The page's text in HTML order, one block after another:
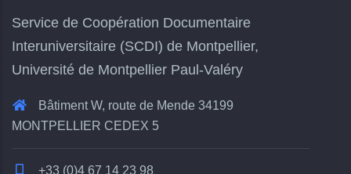
Service de Coopération Documentaire
Interuniversitaire (SCDI) de Montpellier,
Université de Montpellier Paul-Valéry
Bâtiment W, route de Mende 34199
MONTPELLIER CEDEX 5
+33 (0)4 67 14 23 98